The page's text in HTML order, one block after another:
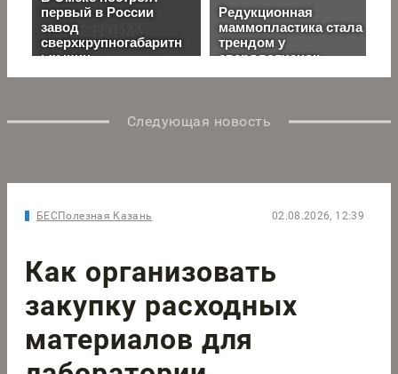
Следующая новость
БЕСПолезная Казань 02.08.2026, 12:39
Как организовать
закупку расходных
материалов для